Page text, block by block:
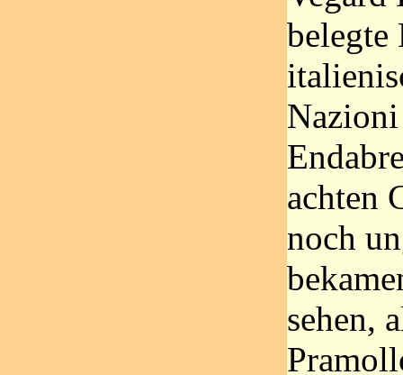
belegte
achten
noch
sehen,